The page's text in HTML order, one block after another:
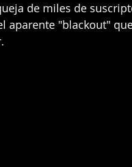
de miles de
aparente "blackout"